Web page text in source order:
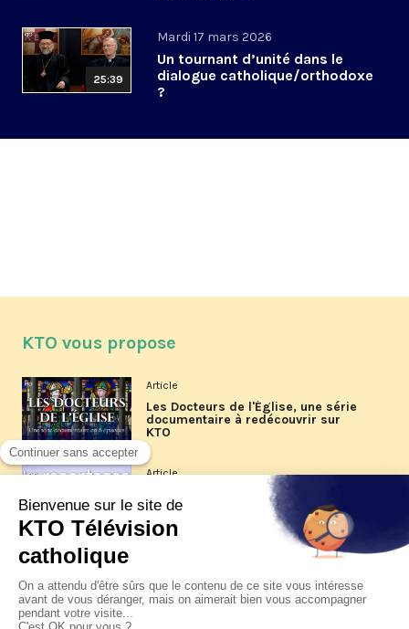
25:39
Mardi 17 mars 2026
Un tournant d’unité dans le
dialogue catholique/orthodoxe
?
KTO vous propose
Article
Les Docteurs de l'Église, une série
documentaire à redécouvrir sur
KTO
Article
Les reportages d'été 2026 de KTO
La visite pastorale du pape Léon
XIV à Assise à suivre sur KTO le
jeudi 6 août